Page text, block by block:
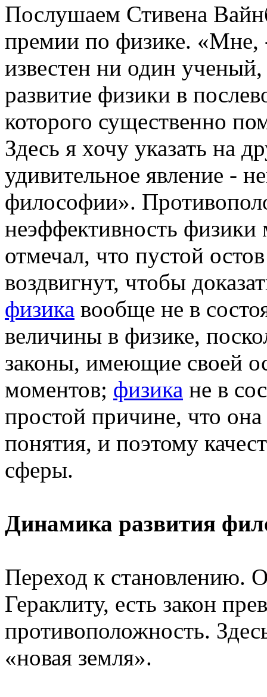
Послушаем Стивена
премии по физике. «Мне,
известен ни один
развитие физики в
которого существенно
Здесь я хочу указать на
удивительное явление -
философии».
неэффективность физики
отмечал, что пустой
воздвигнут, чтобы
физика вообще не в
величины в физике,
законы, имеющие своей
моментов; физика не в
простой причине, что
понятия, и поэтому
сферы.
Динамика развития
Переход к становлению.
Гераклиту, есть закон
противоположность.
«новая земля».